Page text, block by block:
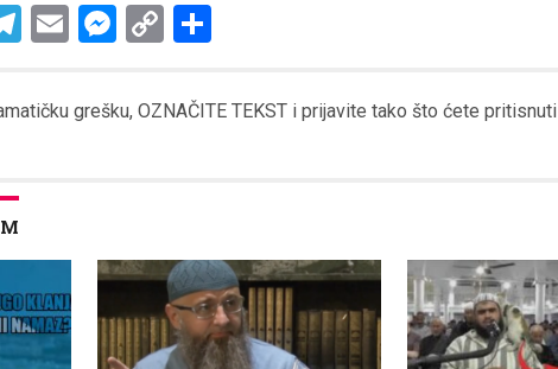
Telegram
EmailMessenger
Copy
grešku, OZNAČITE TEKST i prijavite tako što ćete pritisnuti